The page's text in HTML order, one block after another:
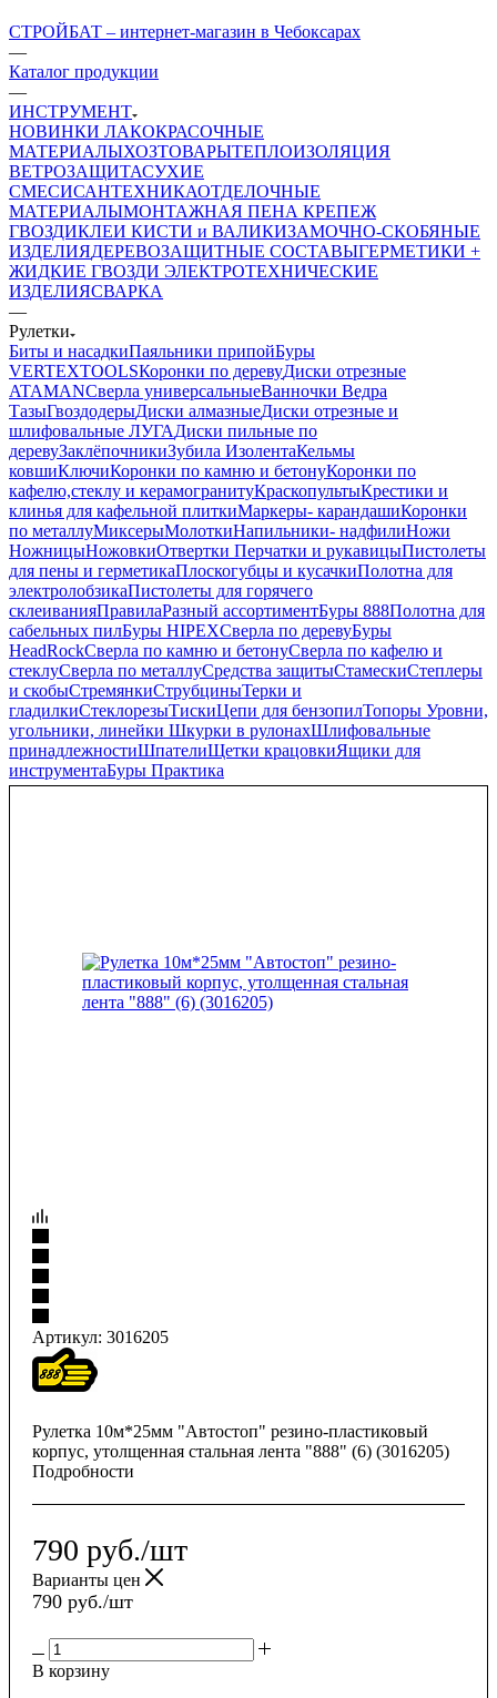
СТРОЙБАТ – интернет-магазин в Чебоксарах
—
Каталог продукции
—
ИНСТРУМЕНТ
НОВИНКИ ЛАКОКРАСОЧНЫЕ
МАТЕРИАЛЫХОЗТОВАРЫТЕПЛОИЗОЛЯЦИЯ
ВЕТРОЗАЩИТАСУХИЕ
СМЕСИСАНТЕХНИКАОТДЕЛОЧНЫЕ
МАТЕРИАЛЫМОНТАЖНАЯ ПЕНА КРЕПЕЖ
ГВОЗДИКЛЕИ КИСТИ и ВАЛИКИЗАМОЧНО-СКОБЯНЫЕ
ИЗДЕЛИЯДЕРЕВОЗАЩИТНЫЕ СОСТАВЫГЕРМЕТИКИ +
ЖИДКИЕ ГВОЗДИ ЭЛЕКТРОТЕХНИЧЕСКИЕ
ИЗДЕЛИЯСВАРКА
—
Рулетки
Биты и насадкиПаяльники припойБуры
VERTEXTOOLSКоронки по деревуДиски отрезные
ATAMANСверла универсальныеВанночки Ведра
ТазыГвоздодерыДиски алмазныеДиски отрезные и
шлифовальные ЛУГАДиски пильные по
деревуЗаклёпочникиЗубила ИзолентаКельмы
ковшиКлючиКоронки по камню и бетонуКоронки по
кафелю,стеклу и керамогранитуКраскопультыКрестики и
клинья для кафельной плиткиМаркеры- карандашиКоронки
по металлуМиксерыМолоткиНапильники- надфилиНожи
НожницыНожовкиОтвертки Перчатки и рукавицыПистолеты
для пены и герметикаПлоскогубцы и кусачкиПолотна для
электролобзикаПистолеты для горячего
склеиванияПравилаРазный ассортиментБуры 888Полотна для
сабельных пилБуры HIPEXСверла по деревуБуры
HeadRockСверла по камню и бетонуСверла по кафелю и
стеклуСверла по металлуСредства защитыСтамескиСтеплеры
и скобыСтремянкиСтрубциныТерки и
гладилкиСтеклорезыТискиЦепи для бензопилТопоры Уровни,
угольники, линейки Шкурки в рулонахШлифовальные
принадлежностиШпателиЩетки крацовкиЯщики для
инструментаБуры Практика
Артикул: 3016205
Рулетка 10м*25мм "Автостоп" резино-пластиковый
корпус, утолщенная стальная лента "888" (6) (3016205)
Подробности
790 руб./шт
Варианты цен
790 руб./шт
В корзину